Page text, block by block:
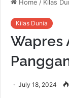
Home / Kilas
Kilas Dunia
Wapres
July 18, 2024